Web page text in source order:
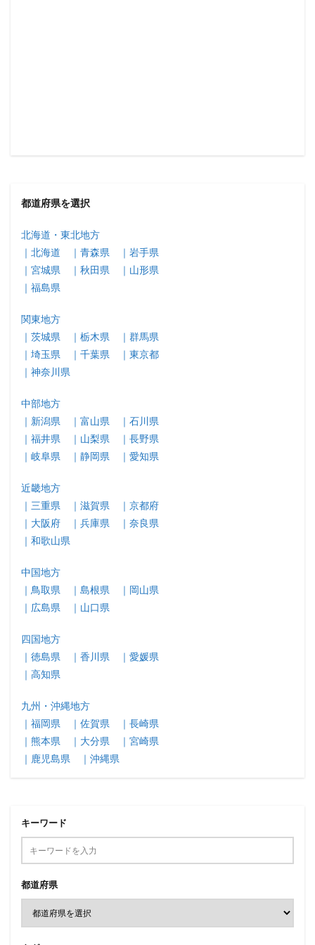
都道府県を選択
北海道・東北地方
｜北海道
｜青森県
｜岩手県
｜宮城県
｜秋田県
｜山形県
｜福島県
関東地方
｜茨城県
｜栃木県
｜群馬県
｜埼玉県
｜千葉県
｜東京都
｜神奈川県
中部地方
｜新潟県
｜富山県
｜石川県
｜福井県
｜山梨県
｜長野県
｜岐阜県
｜静岡県 ｜愛知県
近畿地方
｜三重県
｜滋賀県
｜京都府
｜大阪府
｜兵庫県
｜奈良県
｜和歌山県
中国地方
｜鳥取県
｜島根県
｜岡山県
｜広島県
｜山口県
四国地方
｜徳島県
｜香川県
｜愛媛県
｜高知県
九州・沖縄地方
｜福岡県
｜佐賀県
｜長崎県
｜熊本県
｜大分県
｜宮崎県
｜鹿児島県
｜沖縄県
キーワード
都道府県